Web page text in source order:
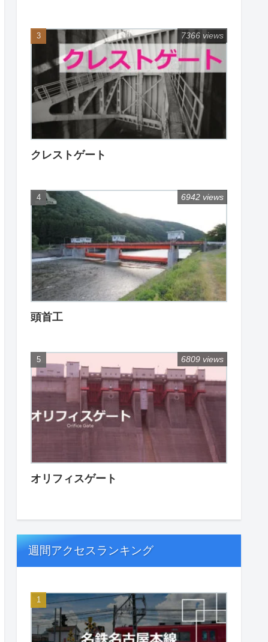
クレストゲート
7366 views
頭首工
6942 views
オリフィスゲート
6809 views
週間アクセスランキング